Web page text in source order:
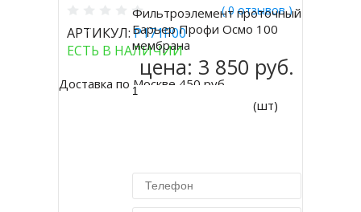
( 0 отзывов )
АРТИКУЛ:Р171Р00
ЕСТЬ В НАЛИЧИИ
Доставка по Москве 450 руб.
Фильтроэлемент проточный
Барьер Профи Осмо 100
мембрана
цена: 3 850 руб.
(шт)